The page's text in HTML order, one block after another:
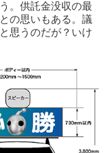
。供託金没収の最
の思いもある。議
思うのだが？いけ